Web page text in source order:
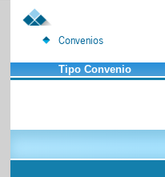
Convenios
Tipo Convenio